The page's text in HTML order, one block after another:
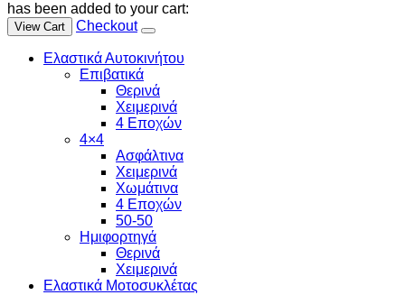
has been added to your cart:
View Cart Checkout
Ελαστικά Αυτοκινήτου
Επιβατικά
Θερινά
Χειμερινά
4 Εποχών
4×4
Ασφάλτινα
Χειμερινά
Χωμάτινα
4 Εποχών
50-50
Ημιφορτηγά
Θερινά
Χειμερινά
Ελαστικά Μοτοσυκλέτας